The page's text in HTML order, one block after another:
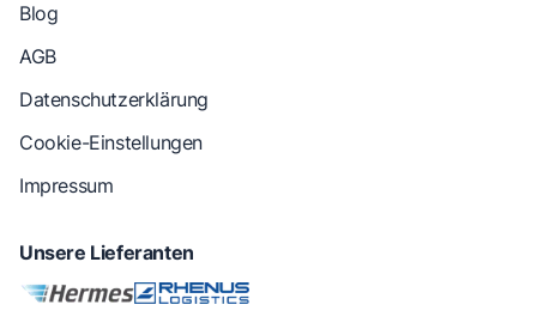
Blog
AGB
Datenschutzerklärung
Cookie-Einstellungen
Impressum
Unsere Lieferanten